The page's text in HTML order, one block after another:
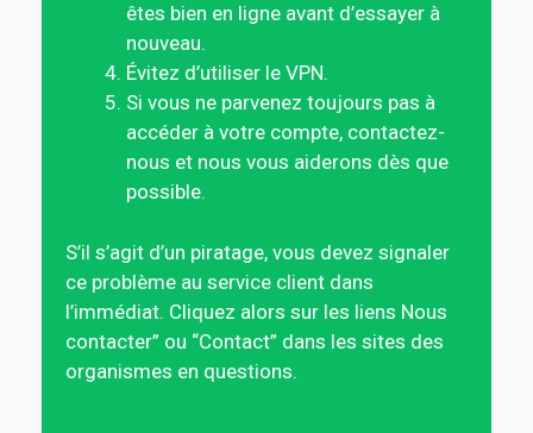
êtes bien en ligne avant d’essayer à
nouveau.
Évitez d’utiliser le VPN.
Si vous ne parvenez toujours pas à
accéder à votre compte, contactez-
nous et nous vous aiderons dès que
possible.
S’il s’agit d’un piratage, vous devez signaler
ce problème au service client dans
l’immédiat. Cliquez alors sur les liens Nous
contacter” ou “Contact” dans les sites des
organismes en questions.